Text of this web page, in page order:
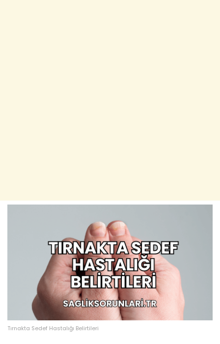
Tırnakta Sedef Hastalığı Belirtileri